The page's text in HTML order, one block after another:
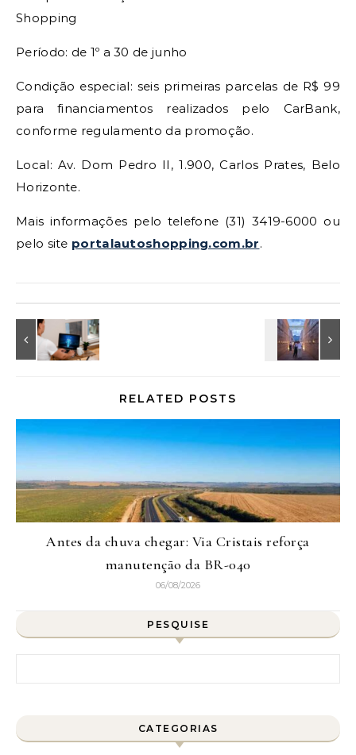
Shopping
Período: de 1º a 30 de junho
Condição especial: seis primeiras parcelas de R$ 99
para financiamentos realizados pelo CarBank,
conforme regulamento da promoção.
Local: Av. Dom Pedro II, 1.900, Carlos Prates, Belo
Horizonte.
Mais informações pelo telefone (31) 3419-6000 ou
pelo site portalautoshopping.com.br.
RELATED POSTS
Antes da chuva chegar: Via Cristais reforça
manutenção da BR-040
06/08/2026
PESQUISE
CATEGORIAS